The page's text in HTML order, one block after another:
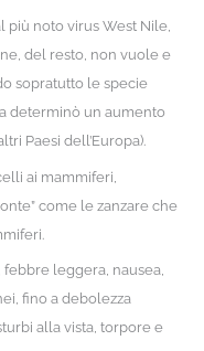
più noto virus West Nile,
del resto, non vuole e
sopratutto le specie
determinò un aumento
Paesi dell’Europa).
ai mammiferi,
come le zanzare che
febbre leggera, nausea,
fino a debolezza
alla vista, torpore e